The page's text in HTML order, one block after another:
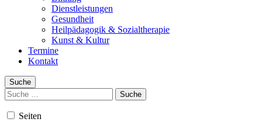
Dienstleistungen
Gesundheit
Heilpädagogik & Sozialtherapie
Kunst & Kultur
Termine
Kontakt
Suche
Suchen
nach:
Seiten